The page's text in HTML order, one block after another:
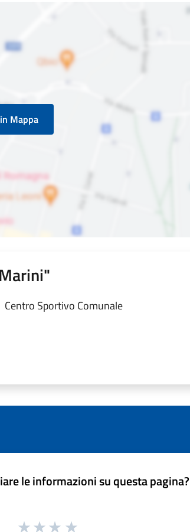
Mappa
Centro Sportivo Comunale
le informazioni su questa pagina?